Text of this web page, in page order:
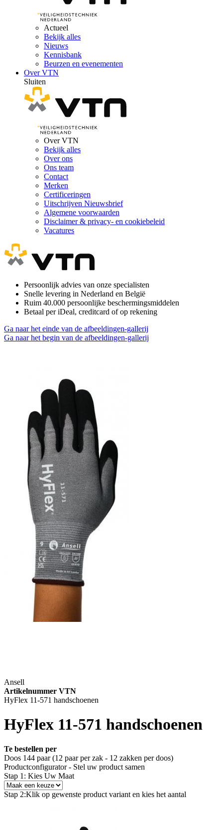
Actueel
Bekijk alles
Nieuws
Kennisbank
Beurzen en evenementen
Over VTN
Sluiten
Over VTN
Bekijk alles
Over ons
Ons team
Contact
Merken
Certificeringen
Uitschrijven Nieuwsbrief
Algemene voorwaarden
Disclaimer & privacy- en cookiebeleid
Vacatures
Persoonlijk advies van onze specialisten
Snelle levering in Nederland en België
Ruim 40.000 persoonlijke beschermingsmiddelen
Betaal per iDeal, creditcard of op rekening
Ga naar het einde van de afbeeldingen-gallerij
Ga naar het begin van de afbeeldingen-gallerij
Ansell
Artikelnummer VTN
HyFlex 11-571 handschoenen
HyFlex 11-571 handschoenen
Te bestellen per
Doos 144 paar (12 paar per zak - 12 zakken per doos)
Productconfigurator - Stel uw product samen
Stap 1: Kies Uw Maat
Stap 2:Klik op gewenste product variant en kies het aantal